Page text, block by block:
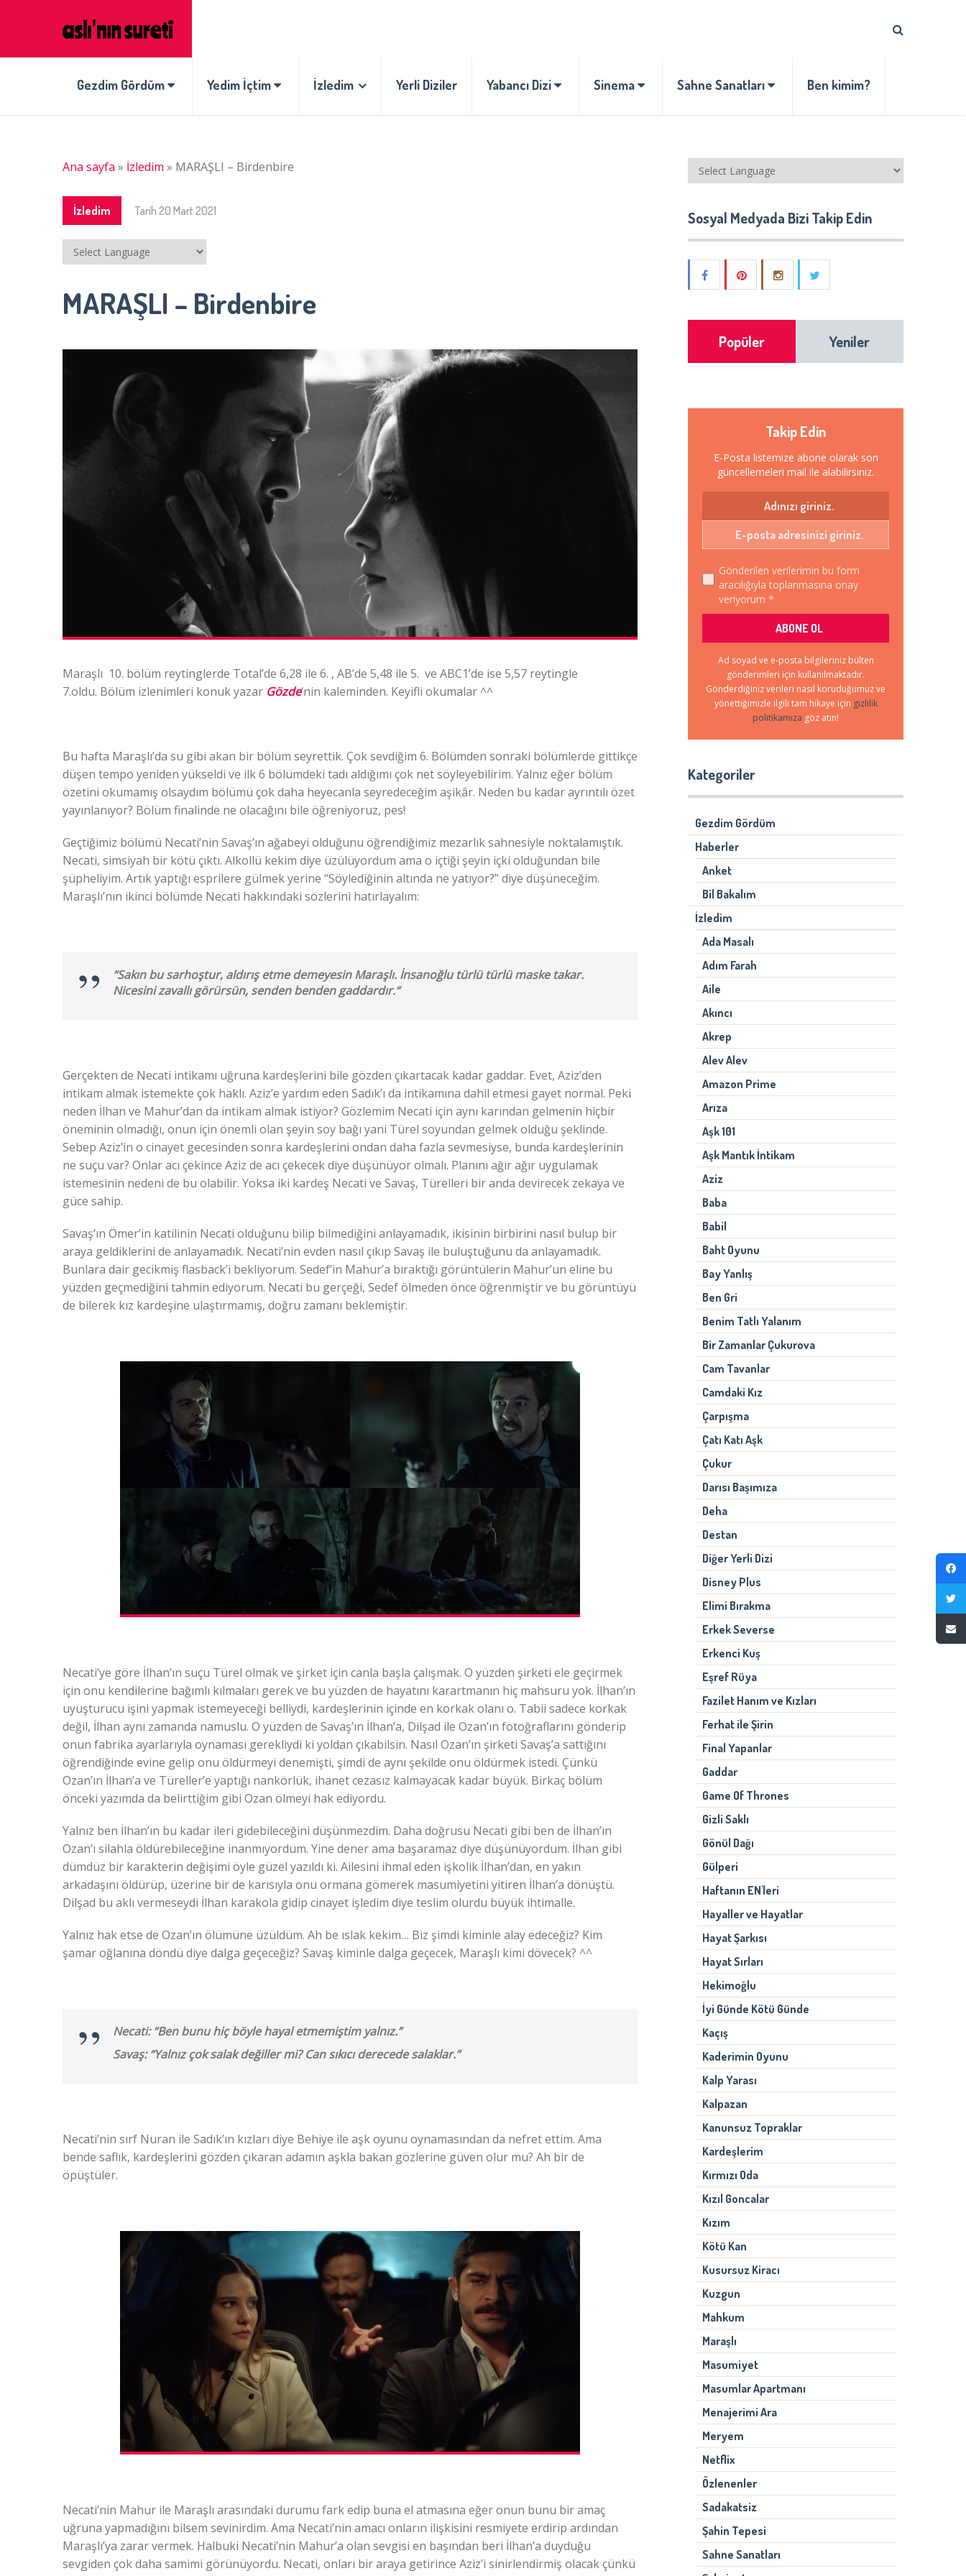
Gezdim Gördüm Yedim İçtim İzledim Yerli Diziler Yabancı Dizi Sinema Sahne Sanatları Ben kimim?
Ana sayfa » İzledim » MARAŞLI – Birdenbire
İzledim Tarih 20 Mart 2021
MARAŞLI – Birdenbire
Maraşlı 10. bölüm reytinglerde Total’de 6,28 ile 6. , AB’de 5,48 ile 5. ve ABC1’de ise 5,57 reytingle
7.oldu. Bölüm izlenimleri konuk yazar Gözde‘nin kaleminden. Keyifli okumalar ^^
Bu hafta Maraşlı’da su gibi akan bir bölüm seyrettik. Çok sevdiğim 6. Bölümden sonraki bölümlerde gittikçe
düşen tempo yeniden yükseldi ve ilk 6 bölümdeki tadı aldığımı çok net söyleyebilirim. Yalnız eğer bölüm
özetini okumamış olsaydım bölümü çok daha heyecanla seyredeceğim aşikâr. Neden bu kadar ayrıntılı özet
yayınlanıyor? Bölüm finalinde ne olacağını bile öğreniyoruz, pes!
Geçtiğimiz bölümü Necati’nin Savaş’ın ağabeyi olduğunu öğrendiğimiz mezarlık sahnesiyle noktalamıştık.
Necati, simsiyah bir kötü çıktı. Alkollü kekim diye üzülüyordum ama o içtiği şeyin içki olduğundan bile
şüpheliyim. Artık yaptığı esprilere gülmek yerine “Söylediğinin altında ne yatıyor?” diye düşüneceğim.
Maraşlı’nın ikinci bölümde Necati hakkındaki sözlerini hatırlayalım:
“Sakın bu sarhoştur, aldırış etme demeyesin Maraşlı. İnsanoğlu türlü türlü maske takar.
Nicesini zavallı görürsün, senden benden gaddardır.“
Gerçekten de Necati intikamı uğruna kardeşlerini bile gözden çıkartacak kadar gaddar. Evet, Aziz’den
intikam almak istemekte çok haklı. Aziz’e yardım eden Sadık’ı da intikamına dahil etmesi gayet normal. Peki
neden İlhan ve Mahur’dan da intikam almak istiyor? Gözlemim Necati için aynı karından gelmenin hiçbir
öneminin olmadığı, onun için önemli olan şeyin soy bağı yani Türel soyundan gelmek olduğu şeklinde.
Sebep Aziz’in o cinayet gecesinden sonra kardeşlerini ondan daha fazla sevmesiyse, bunda kardeşlerinin
ne suçu var? Onlar acı çekince Aziz de acı çekecek diye düşünüyor olmalı. Planını ağır ağır uygulamak
istemesinin nedeni de bu olabilir. Yoksa iki kardeş Necati ve Savaş, Türelleri bir anda devirecek zekaya ve
güce sahip.
Savaş’ın Ömer’in katilinin Necati olduğunu bilip bilmediğini anlayamadık, ikisinin birbirini nasıl bulup bir
araya geldiklerini de anlayamadık. Necati’nin evden nasıl çıkıp Savaş ile buluştuğunu da anlayamadık.
Bunlara dair gecikmiş flasback’i bekliyorum. Sedef’in Mahur’a bıraktığı görüntülerin Mahur’un eline bu
yüzden geçmediğini tahmin ediyorum. Necati bu gerçeği, Sedef ölmeden önce öğrenmiştir ve bu görüntüyü
de bilerek kız kardeşine ulaştırmamış, doğru zamanı beklemiştir.
Necati’ye göre İlhan’ın suçu Türel olmak ve şirket için canla başla çalışmak. O yüzden şirketi ele geçirmek
için onu kendilerine bağımlı kılmaları gerek ve bu yüzden de hayatını karartmanın hiç mahsuru yok. İlhan’ın
uyuşturucu işini yapmak istemeyeceği belliydi, kardeşlerinin içinde en korkak olanı o. Tabii sadece korkak
değil, İlhan aynı zamanda namuslu. O yüzden de Savaş’ın İlhan’a, Dilşad ile Ozan’ın fotoğraflarını gönderip
onun fabrika ayarlarıyla oynaması gerekliydi ki yoldan çıkabilsin. Nasıl Ozan’ın şirketi Savaş’a sattığını
öğrendiğinde evine gelip onu öldürmeyi denemişti, şimdi de aynı şekilde onu öldürmek istedi. Çünkü
Ozan’ın İlhan’a ve Türeller’e yaptığı nankörlük, ihanet cezasız kalmayacak kadar büyük. Birkaç bölüm
önceki yazımda da belirttiğim gibi Ozan ölmeyi hak ediyordu.
Yalnız ben İlhan’ın bu kadar ileri gidebileceğini düşünmezdim. Daha doğrusu Necati gibi ben de İlhan’ın
Ozan’ı silahla öldürebileceğine inanmıyordum. Yine dener ama başaramaz diye düşünüyordum. İlhan gibi
dümdüz bir karakterin değişimi öyle güzel yazıldı ki. Ailesini ihmal eden işkolik İlhan’dan, en yakın
arkadaşını öldürüp, üzerine bir de karısıyla onu ormana gömerek masumiyetini yitiren İlhan’a dönüştü.
Dilşad bu aklı vermeseydi İlhan karakola gidip cinayet işledim diye teslim olurdu büyük ihtimalle.
Yalnız hak etse de Ozan’ın ölümüne üzüldüm. Ah be ıslak kekim… Biz şimdi kiminle alay edeceğiz? Kim
şamar oğlanına döndü diye dalga geçeceğiz? Savaş kiminle dalga geçecek, Maraşlı kimi dövecek? ^^
Necati: “Ben bunu hiç böyle hayal etmemiştim yalnız.”
Savaş: “Yalnız çok salak değiller mi? Can sıkıcı derecede salaklar.”
Necati’nin sırf Nuran ile Sadık’ın kızları diye Behiye ile aşk oyunu oynamasından da nefret ettim. Ama
bende saflık, kardeşlerini gözden çıkaran adamın aşkla bakan gözlerine güven olur mu? Ah bir de
öpüştüler.
Necati’nin Mahur ile Maraşlı arasındaki durumu fark edip buna el atmasına eğer onun bunu bir amaç
uğruna yapmadığını bilsem sevinirdim. Ama Necati’nin amacı onların ilişkisini resmiyete erdirip ardından
Maraşlı’ya zarar vermek. Halbuki Necati’nin Mahur’a olan sevgisi en başından beri İlhan’a duyduğu
sevgiden çok daha samimi görünüyordu. Necati, onları bir araya getirince Aziz’i sinirlendirmiş olacak çünkü
Sosyal Medyada Bizi Takip Edin
Popüler Yeniler
Takip Edin
E-Posta listemize abone olarak son
güncellemeleri mail ile alabilirsiniz.
Gönderilen verilerimin bu form
aracılığıyla toplanmasına onay
veriyorum *
Ad soyad ve e-posta bilgileriniz bülten
gönderimleri için kullanılmaktadır.
Gönderdiğiniz verileri nasıl koruduğumuz ve
yönettiğimizle ilgili tam hikaye için gizlilik
politikamıza göz atın!
Kategoriler
Gezdim Gördüm
Haberler
Anket
Bil Bakalım
İzledim
Ada Masalı
Adım Farah
Aile
Akıncı
Akrep
Alev Alev
Amazon Prime
Arıza
Aşk 101
Aşk Mantık İntikam
Aziz
Baba
Babil
Baht Oyunu
Bay Yanlış
Ben Gri
Benim Tatlı Yalanım
Bir Zamanlar Çukurova
Cam Tavanlar
Camdaki Kız
Çarpışma
Çatı Katı Aşk
Çukur
Darısı Başımıza
Deha
Destan
Diğer Yerli Dizi
Disney Plus
Elimi Bırakma
Erkek Severse
Erkenci Kuş
Eşref Rüya
Fazilet Hanım ve Kızları
Ferhat ile Şirin
Final Yapanlar
Gaddar
Game Of Thrones
Gizli Saklı
Gönül Dağı
Gülperi
Haftanın EN'leri
Hayaller ve Hayatlar
Hayat Şarkısı
Hayat Sırları
Hekimoğlu
İyi Günde Kötü Günde
Kaçış
Kaderimin Oyunu
Kalp Yarası
Kalpazan
Kanunsuz Topraklar
Kardeşlerim
Kırmızı Oda
Kızıl Goncalar
Kızım
Kötü Kan
Kusursuz Kiracı
Kuzgun
Mahkum
Maraşlı
Masumiyet
Masumlar Apartmanı
Menajerimi Ara
Meryem
Netflix
Özlenenler
Sadakatsiz
Şahin Tepesi
Sahne Sanatları